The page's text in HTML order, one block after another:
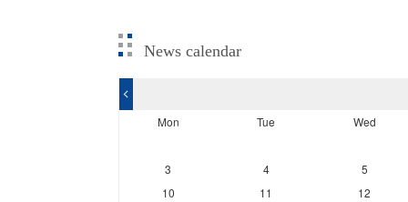
News calendar
Mon Tue Wed
3 4
5
10
11
12